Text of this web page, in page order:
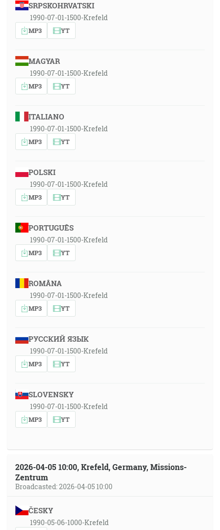
SRPSKOHRVATSKI
1990-07-01-1500-Krefeld
MP3 YT
MAGYAR
1990-07-01-1500-Krefeld
MP3 YT
ITALIANO
1990-07-01-1500-Krefeld
MP3 YT
POLSKI
1990-07-01-1500-Krefeld
MP3 YT
PORTUGUÊS
1990-07-01-1500-Krefeld
MP3 YT
ROMÂNA
1990-07-01-1500-Krefeld
MP3 YT
РУССКИЙ ЯЗЫК
1990-07-01-1500-Krefeld
MP3 YT
SLOVENSKY
1990-07-01-1500-Krefeld
MP3 YT
2026-04-05 10:00, Krefeld, Germany, Missions-
Zentrum
Broadcasted: 2026-04-05 10:00
ČESKY
1990-05-06-1000-Krefeld